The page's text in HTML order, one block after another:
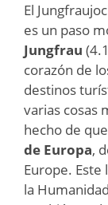
El
es un paso
Jungfrau
corazón de
destinos
varias cosas
hecho de
de Europa,
Europe.
la